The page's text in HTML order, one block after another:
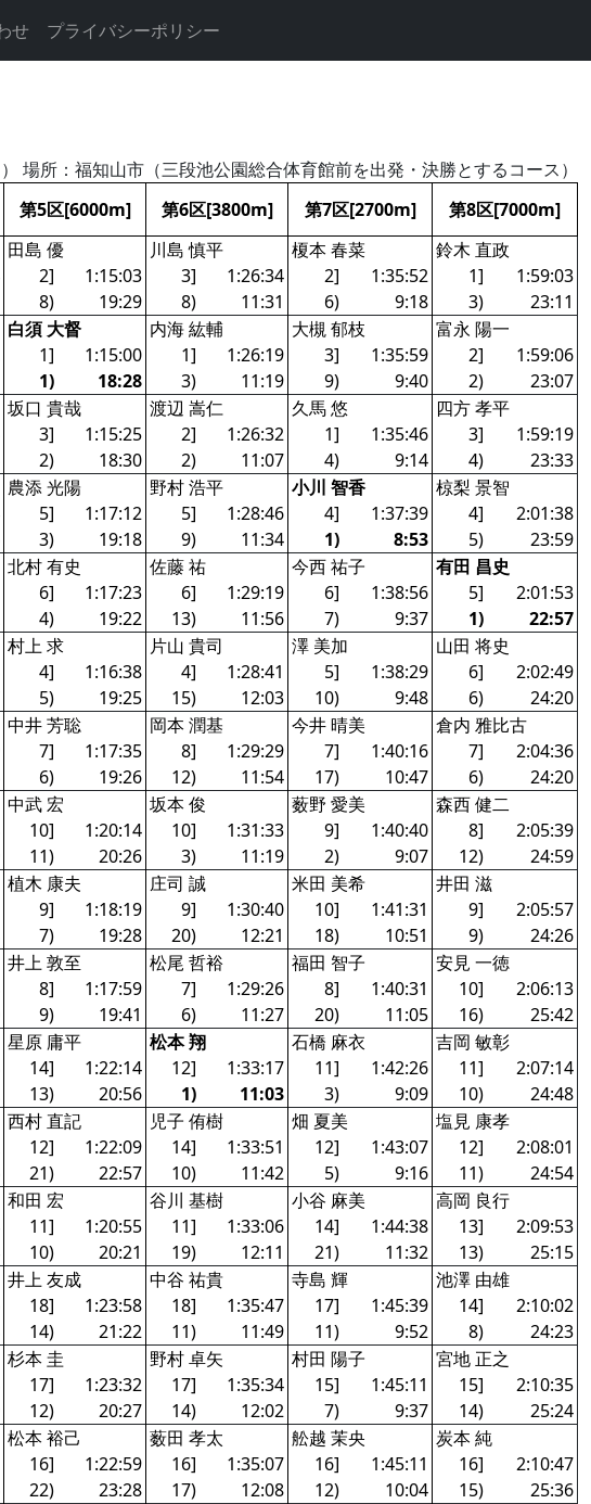
せ プライバシーポリシー
場所：福知山市（三段池公園総合体育館前を出発・決勝とするコース）
第5区[6000m] 第6区[3800m] 第7区[2700m] 第8区[7000m]
田島 優 川島 慎平 榎本 春菜
鈴木 直政
2] 1:15:03 3] 1:26:34 2] 1:35:52 1]
1:59:03
8) 19:29 8) 11:31 6) 9:18 3) 23:11
白須 大督 内海 紘輔 大槻 郁枝
富永 陽一
1] 1:15:00 1] 1:26:19 3] 1:35:59 2]
1:59:06
1) 18:28 3) 11:19 9) 9:40 2) 23:07
坂口 貴哉 渡辺 嵩仁 久馬 悠
四方 孝平
3] 1:15:25 2] 1:26:32 1] 1:35:46 3]
1:59:19
2) 18:30 2) 11:07 4) 9:14 4) 23:33
農添 光陽 野村 浩平 小川 智香
椋梨 景智
5] 1:17:12 5] 1:28:46 4] 1:37:39 4]
2:01:38
3) 19:18 9) 11:34 1) 8:53 5) 23:59
北村 有史 佐藤 祐 今西 祐子
有田 昌史
6] 1:17:23 6] 1:29:19 6] 1:38:56 5]
2:01:53
4) 19:22 13) 11:56 7) 9:37 1) 22:57
村上 求 片山 貴司 澤 美加
山田 将史
4] 1:16:38 4] 1:28:41 5] 1:38:29 6]
2:02:49
5) 19:25 15) 12:03 10) 9:48 6) 24:20
中井 芳聡 岡本 潤基 今井 晴美
倉内 雅比古
7] 1:17:35 8] 1:29:29 7] 1:40:16 7]
2:04:36
6) 19:26 12) 11:54 17) 10:47 6) 24:20
中武 宏 坂本 俊 薮野 愛美
森西 健二
10] 1:20:14 10] 1:31:33 9] 1:40:40 8]
2:05:39
11) 20:26 3) 11:19 2) 9:07 12) 24:59
植木 康夫 庄司 誠 米田 美希
井田 滋
9] 1:18:19 9] 1:30:40 10] 1:41:31 9]
2:05:57
7) 19:28 20) 12:21 18) 10:51 9) 24:26
井上 敦至 松尾 哲裕 福田 智子
安見 一徳
8] 1:17:59 7] 1:29:26 8] 1:40:31 10]
2:06:13
9) 19:41 6) 11:27 20) 11:05 16) 25:42
星原 庸平 松本 翔 石橋 麻衣
吉岡 敏彰
14] 1:22:14 12] 1:33:17 11] 1:42:26 11]
2:07:14
13) 20:56 1) 11:03 3) 9:09 10) 24:48
西村 直記 児子 侑樹 畑 夏美
塩見 康孝
12] 1:22:09 14] 1:33:51 12] 1:43:07 12]
2:08:01
21) 22:57 10) 11:42 5) 9:16 11) 24:54
和田 宏 谷川 基樹 小谷 麻美
高岡 良行
11] 1:20:55 11] 1:33:06 14] 1:44:38 13]
2:09:53
10) 20:21 19) 12:11 21) 11:32 13) 25:15
井上 友成 中谷 祐貴 寺島 輝
池澤 由雄
18] 1:23:58 18] 1:35:47 17] 1:45:39 14]
2:10:02
14) 21:22 11) 11:49 11) 9:52 8) 24:23
杉本 圭 野村 卓矢 村田 陽子
宮地 正之
17] 1:23:32 17] 1:35:34 15] 1:45:11 15]
2:10:35
12) 20:27 14) 12:02 7) 9:37 14) 25:24
松本 裕己 薮田 孝太 舩越 茉央
炭本 純
16] 1:22:59 16] 1:35:07 16] 1:45:11 16]
2:10:47
22) 23:28 17) 12:08 12) 10:04 15) 25:36